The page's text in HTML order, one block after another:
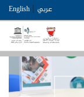
MasterLayout.master
English | عربي